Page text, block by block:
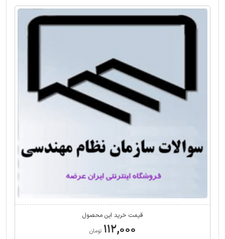
قیمت خرید این محصول
۱۱۲,۰۰۰ تومان